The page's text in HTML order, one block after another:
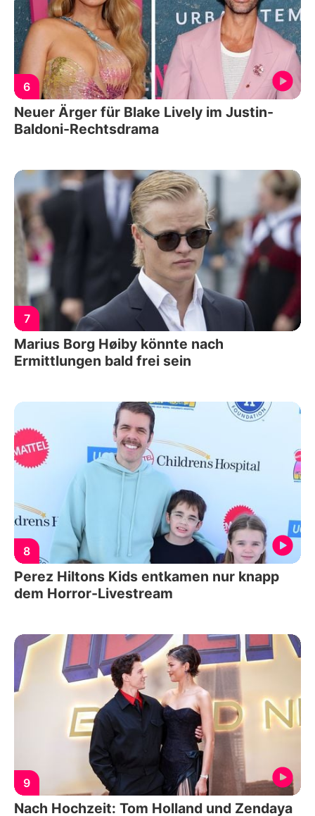
6
Neuer Ärger für Blake Lively im Justin-
Baldoni-Rechtsdrama
7
Marius Borg Høiby könnte nach
Ermittlungen bald frei sein
8
Perez Hiltons Kids entkamen nur knapp
dem Horror-Livestream
9
Nach Hochzeit: Tom Holland und Zendaya